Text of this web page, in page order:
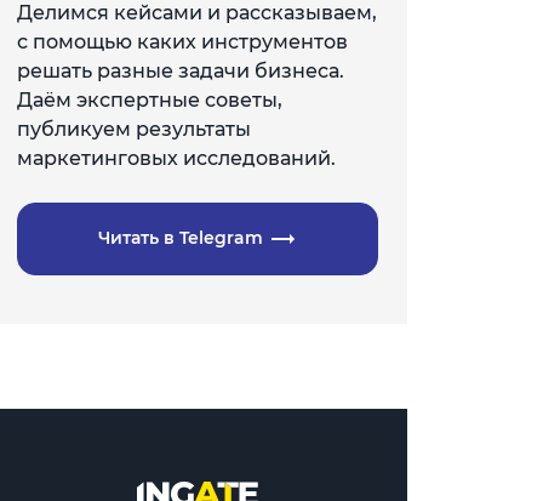
Делимся кейсами и рассказываем,
с помощью каких инструментов
решать разные задачи бизнеса.
Даём экспертные советы,
публикуем результаты
маркетинговых исследований.
Читать в Telegram